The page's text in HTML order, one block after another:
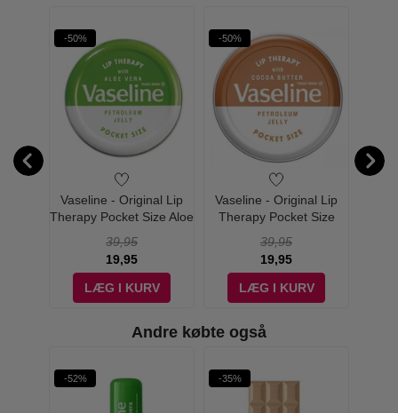
-50%
Vaseline - Original Lip
Therapy Pocket Size Aloe
39,95
19,95
LÆG I KURV
-50%
Vaseline - Original Lip
Therapy Pocket Size
39,95
19,95
LÆG I KURV
Andre købte også
-52% -35%